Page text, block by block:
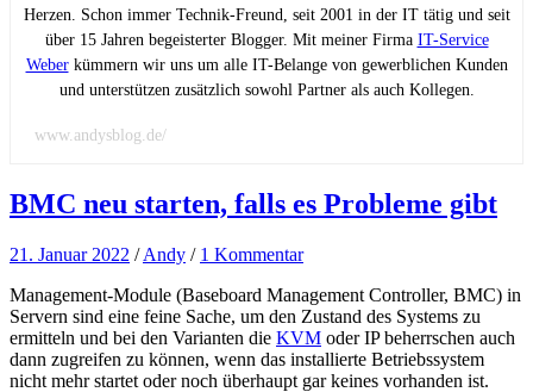
Herzen. Schon immer Technik-Freund, seit 2001 in der IT tätig und seit
über 15 Jahren begeisterter Blogger. Mit meiner Firma IT-Service
Weberkümmern wir uns um alle IT-Belange von gewerblichen Kunden
und unterstützen zusätzlich sowohl Partner als auch Kollegen.
www.andysblog.de/
BMC neu starten, falls es Probleme gibt
21. Januar 2022 /Andy / 1 Kommentar
Management-Module (Baseboard Management Controller, BMC) in
Servern sind eine feine Sache, um den Zustand des Systems zu
ermitteln und bei den Varianten die KVM oder IP beherrschen auch
dann zugreifen zu können, wenn das installierte Betriebssystem
nicht mehr startet oder noch überhaupt gar keines vorhanden ist.